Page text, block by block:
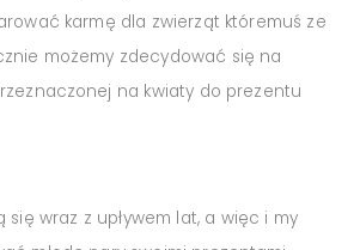
karmę dla zwierząt któremuś ze
możemy zdecydować się na
na kwiaty do prezentu
się wraz z upływem lat, a więc i my